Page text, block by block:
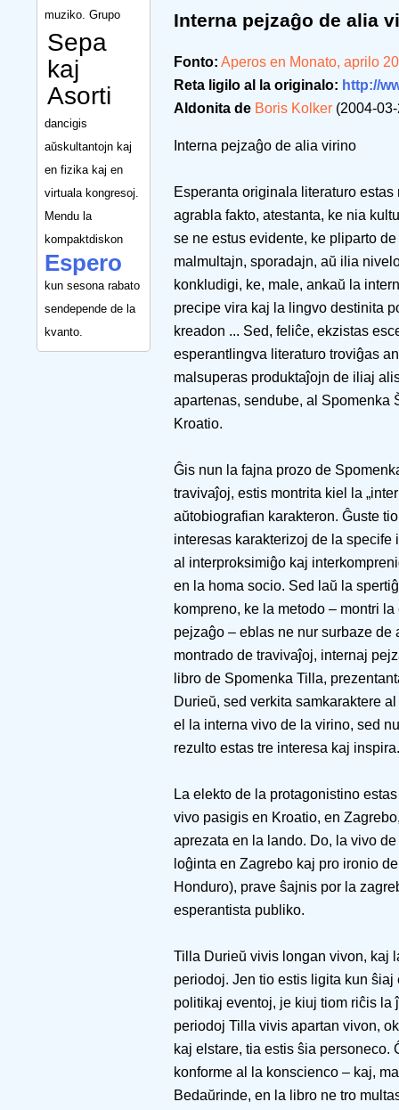
muziko. Grupo
Sepa
kaj
Asorti
dancigis
aŭskultantojn kaj
en fizika kaj en
virtuala kongresoj.
Mendu la
kompaktdiskon
Espero
kun sesona rabato
sendepende de la
kvanto.
Interna pejzaĝo de alia
Fonto: Aperos en Monato, aprilo
Reta ligilo al la originalo: http://
Aldonita de Boris Kolker (2004-
Interna pejzaĝo de alia virino
Esperanta originala literaturo
agrabla fakto, atestanta, ke nia
se ne estus evidente, ke pliparto
malmultajn, sporadajn, aŭ ilia
konkludigi, ke, male, ankaŭ la
precipe vira kaj la lingvo destinita
kreadon ... Sed, feliĉe, ekzistas
esperantlingva literaturo troviĝas
malsuperas produktaĵojn de iliaj
apartenas, sendube, al Spomenka
Kroatio.
Ĝis nun la fajna prozo de
travivaĵoj, estis montrita kiel la
aŭtobiografian karakteron. Ĝuste
interesas karakterizoj de la
al interproksimiĝo kaj
en la homa socio. Sed laŭ la
kompreno, ke la metodo – montri
pejzaĝo – eblas ne nur surbaze
montrado de travivaĵoj, internaj
libro de Spomenka Tilla,
Durieŭ, sed verkita samkaraktere
el la interna vivo de la virino, sed
rezulto estas tre interesa kaj inspira.
La elekto de la protagonistino
vivo pasigis en Kroatio, en
aprezata en la lando. Do, la vivo
loĝinta en Zagrebo kaj pro ironio
Honduro), prave ŝajnis por la
esperantista publiko.
Tilla Durieŭ vivis longan vivon, kaj
periodoj. Jen tio estis ligita kun
politikaj eventoj, je kiuj tiom riĉis
periodoj Tilla vivis apartan vivon,
kaj elstare, tia estis ŝia personeco.
konforme al la konscienco – kaj,
Bedaŭrinde, en la libro ne tro